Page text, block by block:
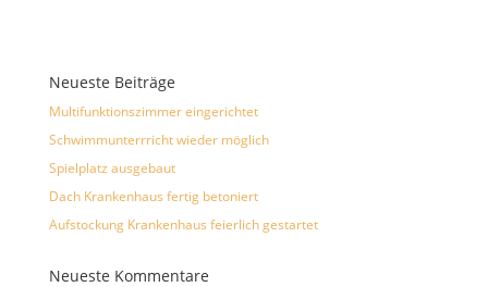
Neueste Beiträge
Multifunktionszimmer eingerichtet
Schwimmunterrricht wieder möglich
Spielplatz ausgebaut
Dach Krankenhaus fertig betoniert
Aufstockung Krankenhaus feierlich gestartet
Neueste Kommentare